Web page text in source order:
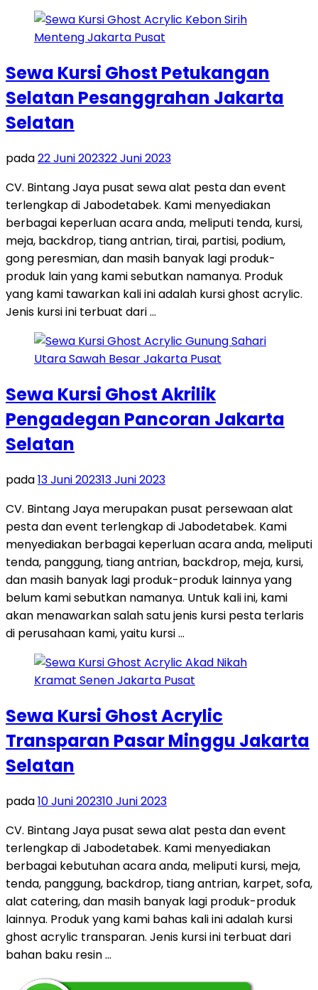
Sewa Kursi Ghost Petukangan
Selatan Pesanggrahan Jakarta
Selatan
pada22 Juni 202322 Juni 2023
CV. Bintang Jaya pusat sewa alat pesta dan event
terlengkap di Jabodetabek. Kami menyediakan
berbagai keperluan acara anda, meliputi tenda, kursi,
meja, backdrop, tiang antrian, tirai, partisi, podium,
gong peresmian, dan masih banyak lagi produk-
produk lain yang kami sebutkan namanya. Produk
yang kami tawarkan kali ini adalah kursi ghost acrylic.
Jenis kursi ini terbuat dari …
Sewa Kursi Ghost Akrilik
Pengadegan Pancoran Jakarta
Selatan
pada13 Juni 202313 Juni 2023
CV. Bintang Jaya merupakan pusat persewaan alat
pesta dan event terlengkap di Jabodetabek. Kami
menyediakan berbagai keperluan acara anda, meliputi
tenda, panggung, tiang antrian, backdrop, meja, kursi,
dan masih banyak lagi produk-produk lainnya yang
belum kami sebutkan namanya. Untuk kali ini, kami
akan menawarkan salah satu jenis kursi pesta terlaris
di perusahaan kami, yaitu kursi …
Sewa Kursi Ghost Acrylic
Transparan Pasar Minggu Jakarta
Selatan
pada10 Juni 202310 Juni 2023
CV. Bintang Jaya pusat sewa alat pesta dan event
terlengkap di Jabodetabek. Kami menyediakan
berbagai kebutuhan acara anda, meliputi kursi, meja,
tenda, panggung, backdrop, tiang antrian, karpet, sofa,
alat catering, dan masih banyak lagi produk-produk
lainnya. Produk yang kami bahas kali ini adalah kursi
ghost acrylic transparan. Jenis kursi ini terbuat dari
bahan baku resin …